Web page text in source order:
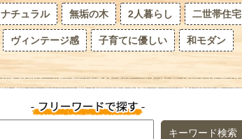
ナチュラル 無垢の木 2人暮らし 二世帯住宅
ヴィンテージ感 子育てに優しい 和モダン
キーワード検索